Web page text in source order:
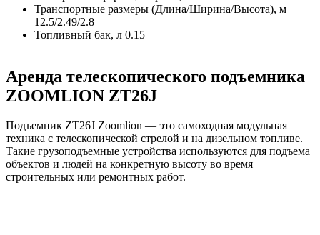
Транспортные размеры (Длина/Ширина/Высота), м
12.5/2.49/2.8
Топливный бак, л 0.15
Аренда телескопического подъемника
ZOOMLION ZT26J
Подъемник ZT26J Zoomlion — это самоходная модульная
техника с телескопической стрелой и на дизельном топливе.
Такие грузоподъемные устройства используются для подъема
объектов и людей на конкретную высоту во время
строительных или ремонтных работ.